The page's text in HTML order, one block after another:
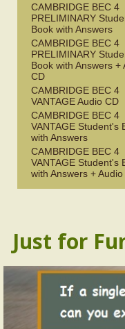
CAMBRIDGE BEC 4
PRELIMINARY
Book with Answers
CAMBRIDGE BEC 4
PRELIMINARY
Book with Answers +
CD
CAMBRIDGE BEC 4
VANTAGE Audio CD
CAMBRIDGE BEC 4
VANTAGE Student's
with Answers
CAMBRIDGE BEC 4
VANTAGE Student's
with Answers + Audio
Just for